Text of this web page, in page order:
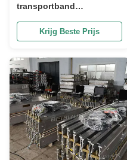
transportband
voor PVC en PU riemen
Krijg Beste Prijs